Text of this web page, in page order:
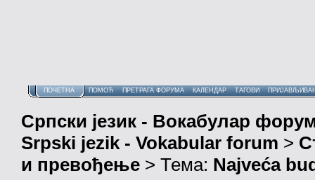
ПОЧЕТНА ПОМОЋ ПРЕТРАГА ФОРУМА КАЛЕНДАР ТАГОВИ
Српски језик - Вокабулар
Srpski jezik - Vokabular forum >
и превођење > Тема: Najveća